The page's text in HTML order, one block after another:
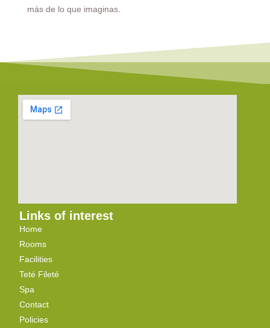
más de lo que imaginas.
Links of interest
Home
Rooms
Facilities
Teté Fileté
Spa
Contact
Policies